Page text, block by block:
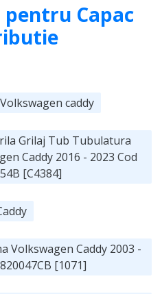
Capac
Volkswagen caddy
Grilaj Tub Tubulatura
Caddy 2016 - 2023 Cod
[C4384]
Volkswagen Caddy 2003 -
[1071]